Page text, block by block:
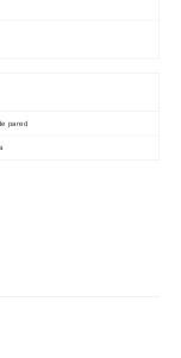
pared